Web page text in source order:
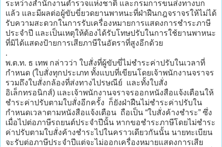
ระหว่างสำนักงานตำรวจแห่งชาติ และกรมการขนส่งทางบก
แล้ว และมีผลต่อผู้ขับขี่ยวดยานพาหนะที่ฝ่าฝืนกฎจราจรให้ไม่ได้
รับความสะดวกในการรับเครื่องหมายการแสดงการชำระภาษี
ประจำปี และเป็นเหตุให้ต้องได้รับโทษปรับในการใช้ยานพาหนะ
ที่มิได้แสดงป้ายการเสียภาษีในอัตราที่สูงอีกด้วย
.
พ.ต.ท. ธ เทพ กล่าวว่า ใบสั่งที่ผู้ขับขี่ไม่ชำระค่าปรับในเวลาที่
กำหนด (ใบสั่งทุกประเภท ทั้งแบบที่เขียนโดยเจ้าพนักงานจราจร
รวมถึงใบสั่งกล้องที่ส่งทางไปรษณีย์ และทั้งใบสั่ง
อิเล็กทรอนิกส์) และเจ้าพนักงานจราจรออกหนังสือแจ้งเตือนให้
ชำระค่าปรับตามใบสั่งอีกครั้ง ก็ยังฝ่าฝืนไม่ชำระค่าปรับใน
กำหนดเวลาตามหนังสือแจ้งเตือน ถือเป็น “ใบสั่งค้างชำระ” ซึ่ง
เมื่อไปต่อภาษีรถยนต์ประจำปีนั้น หากขอชำระภาษีโดยไม่ชำระ
ค่าปรับตามใบสั่งค้างชำระไปในคราวเดียวกันนั้น นายทะเบียน
จะรับต่อภาษีประจำปีแต่จะไม่ออกเครื่องหมายแสดงการเสีย